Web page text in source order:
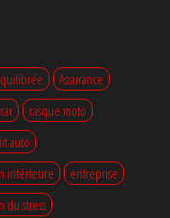
Assurance
casque moto
auto
intérieure
entreprise
du stress